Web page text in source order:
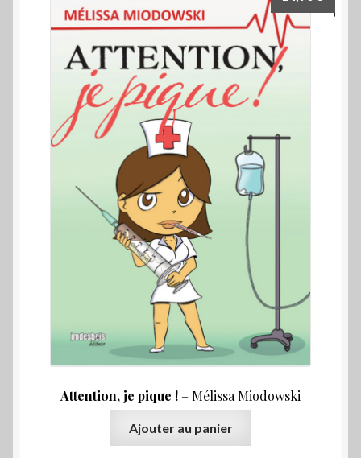
Attention, je pique ! – Mélissa Miodowski
Ajouter au panier